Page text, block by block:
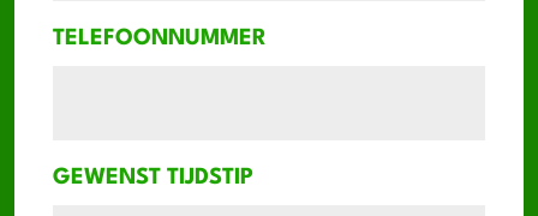
TELEFOONNUMMER
GEWENST TIJDSTIP